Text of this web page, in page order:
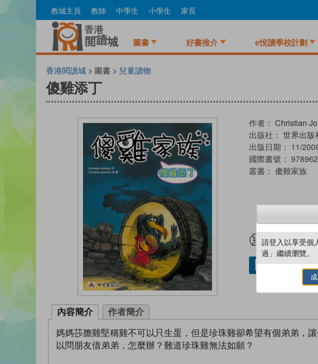
to
教城主頁 教師 中學生 小學生 家長
圖書 好書推介 e悅讀學校計劃
香港閱讀城 > 圖書 > 兒童讀物
傻雞添丁
作者： Christian
出版社： 世界出版
出版日期： 11/
國際書號：
叢書： 傻雞家族
試閲
借閱實體書
內容簡介 作者簡介
媽媽莎膽雞堅稱雞不可以只生蛋，但是珍珠雞卻希望有個弟弟，
以問朋友借弟弟，怎麼辦？難道珍珠雞無法如願？
請登入以享受個
過」繼續瀏覽。